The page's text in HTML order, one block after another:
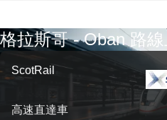
格拉斯哥 - Oban 路
ScotRail
高速直達車